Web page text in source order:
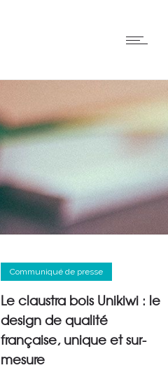
Communiqué de presse
Le claustra bois Unikiwi : le
design de qualité
française, unique et sur-
mesure